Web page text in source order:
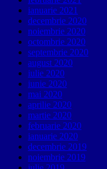
ianuarie 2021
decembrie 2020
noiembrie 2020
octombrie 2020
septembrie 2020
august 2020
iulie 2020
iunie 2020
mai 2020
aprilie 2020
martie 2020
februarie 2020
ianuarie 2020
decembrie 2019
noiembrie 2019